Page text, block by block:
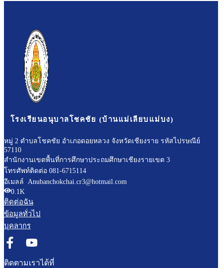
โรงเรียนอนุบาลโชคชัย (บ้านแม่เลียบแม่บง)
หมู่ 2 ตำบลโชคชัย อำเภอดอยหลวง จังหวัดเชียงราย รหัสไปรษณีย์
57110
สำนักงานเขตพื้นที่การศึกษาประถมศึกษาเชียงรายเขต 3
โทรศัพท์ติดต่อ 081-6715114
อีเมลล์ Anubanchokchai.cr3@hotmail.com
0.1K
ติดต่อฉัน
ข้อมูลทั่วไป
บุคลากร
ติดตามเราได้ที่